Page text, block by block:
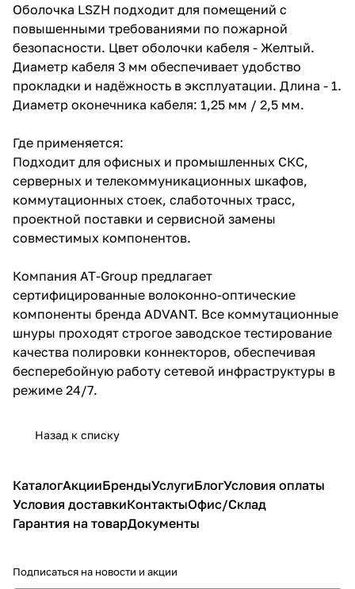
Оболочка LSZH подходит для помещений с
повышенными требованиями по пожарной
безопасности. Цвет оболочки кабеля - Желтый.
Диаметр кабеля 3 мм обеспечивает удобство
прокладки и надёжность в эксплуатации. Длина - 1.
Диаметр оконечника кабеля: 1,25 мм / 2,5 мм.
Где применяется:
Подходит для офисных и промышленных СКС,
серверных и телекоммуникационных шкафов,
коммутационных стоек, слаботочных трасс,
проектной поставки и сервисной замены
совместимых компонентов.
Компания AT-Group предлагает
сертифицированные волоконно-оптические
компоненты бренда ADVANT. Все коммутационные
шнуры проходят строгое заводское тестирование
качества полировки коннекторов, обеспечивая
бесперебойную работу сетевой инфраструктуры в
режиме 24/7.
Назад к списку
КаталогАкцииБрендыУслугиБлогУсловия оплаты
Условия доставкиКонтактыОфис/Склад
Гарантия на товарДокументы
Подписаться на новости и акции